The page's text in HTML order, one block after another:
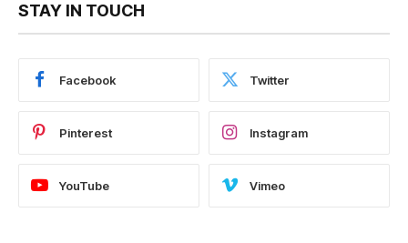
STAY IN TOUCH
Facebook Twitter
Pinterest Instagram
YouTube Vimeo